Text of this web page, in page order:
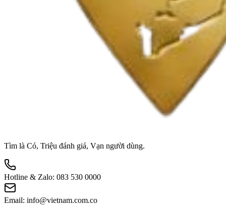
Tìm là Có, Triệu đánh giá, Vạn người dùng.
Hotline & Zalo: 083 530 0000
Email: info@vietnam.com.co